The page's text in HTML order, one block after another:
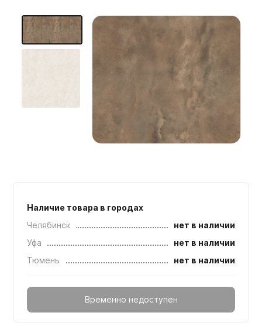
Мебельные образцы, каталоги
Наличие товара в городах
Челябинск
нет в наличии
Уфа
нет в наличии
Тюмень
нет в наличии
Временно недоступен